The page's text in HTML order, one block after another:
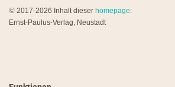
© 2017-2026 Inhalt dieser homepage:
Ernst-Paulus-Verlag, Neustadt